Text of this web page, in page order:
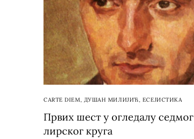
CARTE DIEM ДУШАН МИЛИЈИЋ ЕСЕЈИСТИКА
Првих шест у огледалу седмог
лирског круга